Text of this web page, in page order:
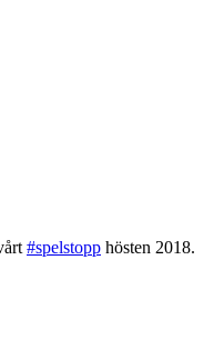
#spelstopp hösten 2018.